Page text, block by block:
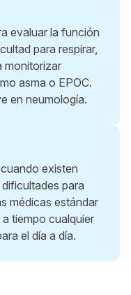
evaluar la función
para respirar,
monitorizar
asma o EPOC.
en neumología.
existen
para
médicas estándar
tiempo cualquier
el día a día.